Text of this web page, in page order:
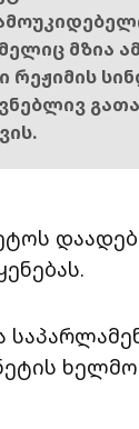
მზია
რეჟიმის